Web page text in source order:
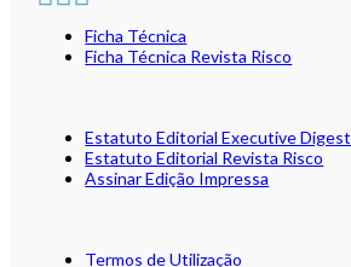
Ficha Técnica
Ficha Técnica Revista Risco
Estatuto Editorial Executive Digest
Estatuto Editorial Revista Risco
Assinar Edição Impressa
Termos de Utilização